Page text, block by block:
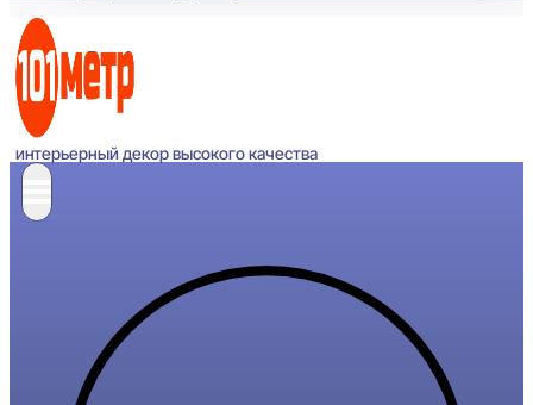
интерьерный декор высокого качества